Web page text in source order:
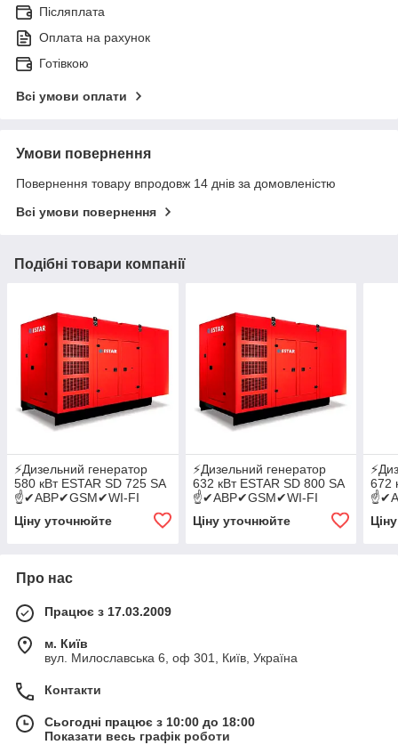
Післяплата
Оплата на рахунок
Готівкою
Всі умови оплати
Умови повернення
Повернення товару впродовж 14 днів за домовленістю
Всі умови повернення
Подібні товари компанії
⚡️Дизельний генератор
580 кВт ESTAR SD 725 SA
☝✔АВР✔GSM✔WI-FI
Ціну уточнюйте
⚡️Дизельний генератор
632 кВт ESTAR SD 800 SA
☝✔АВР✔GSM✔WI-FI
Ціну уточнюйте
672
Про нас
Працює з 17.03.2009
м. Київ
вул. Милославська 6, оф 301, Київ, Україна
Контакти
Сьогодні працює з 10:00 до 18:00
Показати весь графік роботи